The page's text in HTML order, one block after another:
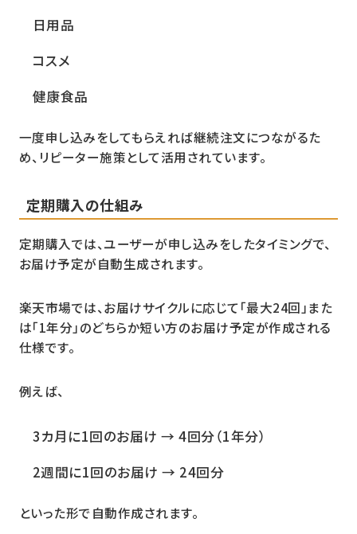
日用品
コスメ
健康食品
一度申し込みをしてもらえれば継続注文につながるた
め、リピーター施策として活用されています。
定期購入の仕組み
定期購入では、ユーザーが申し込みをしたタイミングで、
お届け予定が自動生成されます。
楽天市場では、お届けサイクルに応じて「最大24回」また
は「1年分」のどちらか短い方のお届け予定が作成される
仕様です。
例えば、
3カ月に1回のお届け → 4回分（1年分）
2週間に1回のお届け → 24回分
といった形で自動作成されます。